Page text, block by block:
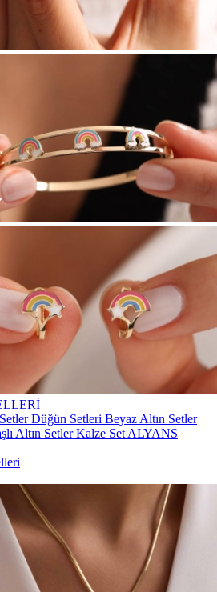
Düğün Setleri Beyaz Altın Setler
Altın SetlerKalze Set ALYANS